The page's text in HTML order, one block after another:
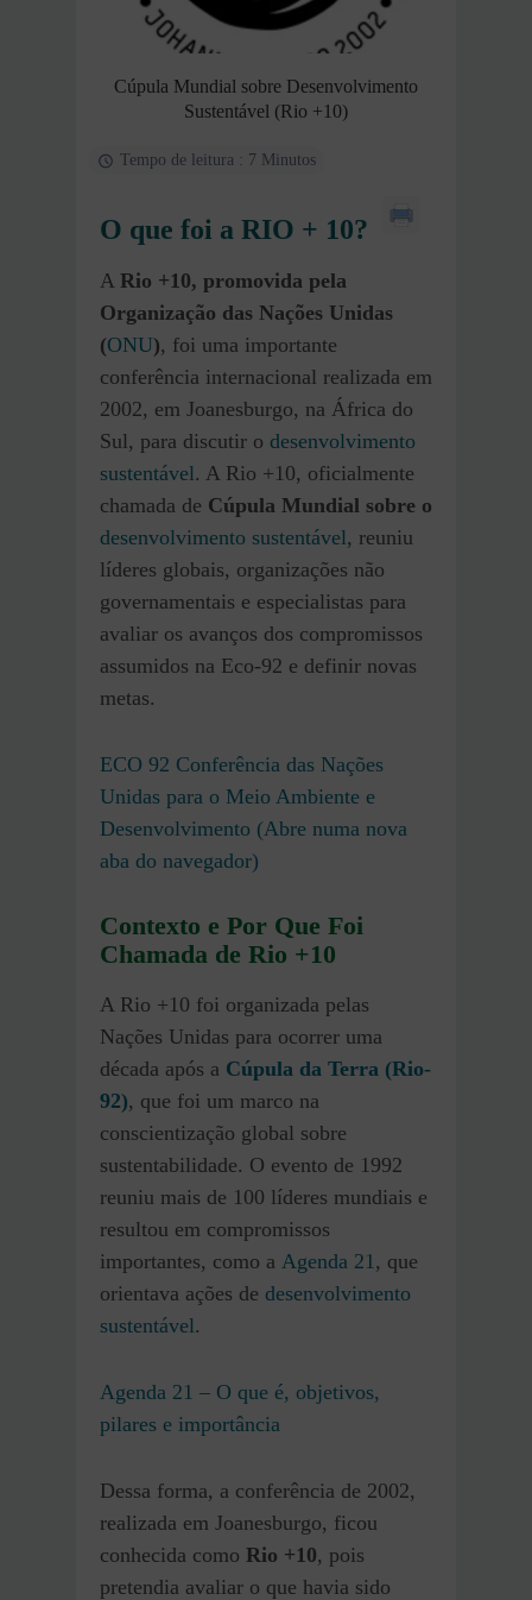
Cúpula Mundial sobre Desenvolvimento
Sustentável (Rio +10)
Tempo de leitura : 7 Minutos
O que foi a RIO + 10?
A Rio +10, promovida pela
Organização das Nações Unidas
(ONU), foi uma importante
conferência internacional realizada em
2002, em Joanesburgo, na África do
Sul, para discutir o desenvolvimento
sustentável. A Rio +10, oficialmente
chamada de Cúpula Mundial sobre o
desenvolvimento sustentável, reuniu
líderes globais, organizações não
governamentais e especialistas para
avaliar os avanços dos compromissos
assumidos na Eco-92 e definir novas
metas.
ECO 92 Conferência das Nações
Unidas para o Meio Ambiente e
Desenvolvimento (Abre numa nova
aba do navegador)
Contexto e Por Que Foi
Chamada de Rio +10
A Rio +10 foi organizada pelas
Nações Unidas para ocorrer uma
década após a Cúpula da Terra (Rio-
92), que foi um marco na
conscientização global sobre
sustentabilidade. O evento de 1992
reuniu mais de 100 líderes mundiais e
resultou em compromissos
importantes, como a Agenda 21 , que
orientava ações de desenvolvimento
sustentável.
Agenda 21 – O que é, objetivos,
pilares e importância
Dessa forma, a conferência de 2002,
realizada em Joanesburgo, ficou
conhecida como Rio +10, pois
pretendia avaliar o que havia sido